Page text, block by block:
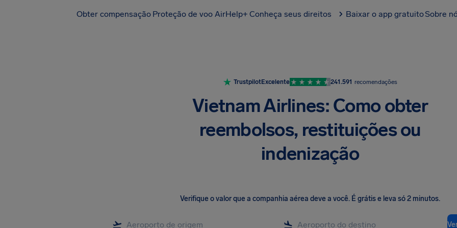
Obter compensação Proteção de voo AirHelp+ Conheça seus direitos Baixar o app gratuitoSobre
TrustpilotExcelente 241.591 recomendações
Vietnam Airlines: Como obter
reembolsos, restituições ou
indenização
Verifique o valor que a companhia aérea deve a você. É grátis e leva só 2 minutos.